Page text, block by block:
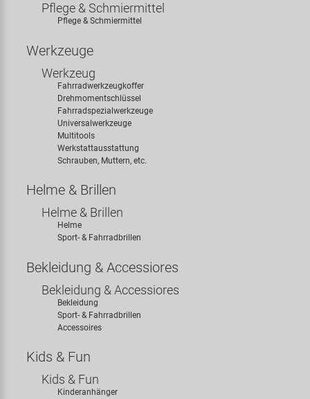
Pflege & Schmiermittel
Pflege & Schmiermittel
Werkzeuge
Werkzeug
Fahrradwerkzeugkoffer
Drehmomentschlüssel
Fahrradspezialwerkzeuge
Universalwerkzeuge
Multitools
Werkstattausstattung
Schrauben, Muttern, etc.
Helme & Brillen
Helme & Brillen
Helme
Sport- & Fahrradbrillen
Bekleidung & Accessiores
Bekleidung & Accessiores
Bekleidung
Sport- & Fahrradbrillen
Accessoires
Kids & Fun
Kids & Fun
Kinderanhänger